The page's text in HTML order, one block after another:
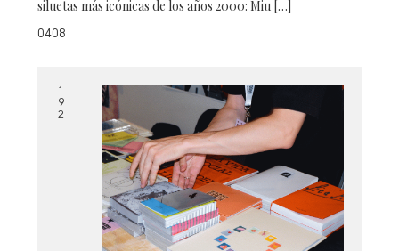
siluetas más icónicas de los años 2000: Miu […]
0408
1
9
2